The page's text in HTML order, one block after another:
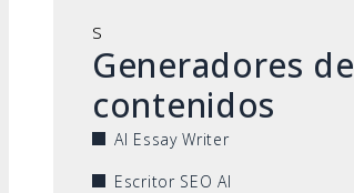
s
Generadores de
contenidos
AI Essay Writer
Escritor SEO AI